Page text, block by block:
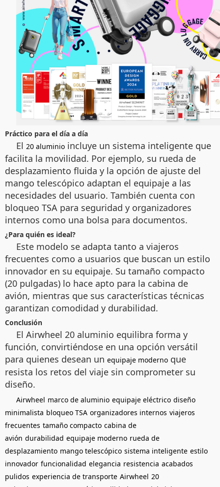
Práctico para el día a día
El 20 aluminio incluye un sistema inteligente que
facilita la movilidad. Por ejemplo, su rueda de
desplazamiento fluida y la opción de ajuste del
mango telescópico adaptan el equipaje a las
necesidades del usuario. También cuenta con
bloqueo TSA para seguridad y organizadores
internos como una bolsa para documentos.
¿Para quién es ideal?
Este modelo se adapta tanto a viajeros
frecuentes como a usuarios que buscan un estilo
innovador en su equipaje. Su tamaño compacto
(20 pulgadas) lo hace apto para la cabina de
avión, mientras que sus características técnicas
garantizan comodidad y durabilidad.
Conclusión
El Airwheel 20 aluminio equilibra forma y
función, convirtiéndose en una opción versátil
para quienes desean un equipaje moderno que
resista los retos del viaje sin comprometer su
diseño.
Airwheel marco de aluminio equipaje eléctrico diseño
minimalista bloqueo TSA organizadores internos viajeros
frecuentes tamaño compacto cabina de
avión durabilidad equipaje moderno rueda de
desplazamiento mango telescópico sistema inteligente estilo
innovador funcionalidad elegancia resistencia acabados
pulidos experiencia de transporte Airwheel 20